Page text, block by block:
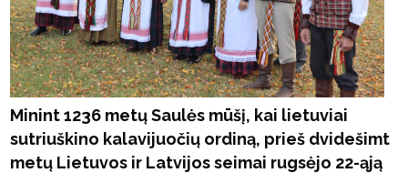
Minint 1236 metų Saulės mūšį, kai lietuviai
sutriuškino kalavijuočių ordiną, prieš dvidešimt
metų Lietuvos ir Latvijos seimai rugsėjo 22-ąją